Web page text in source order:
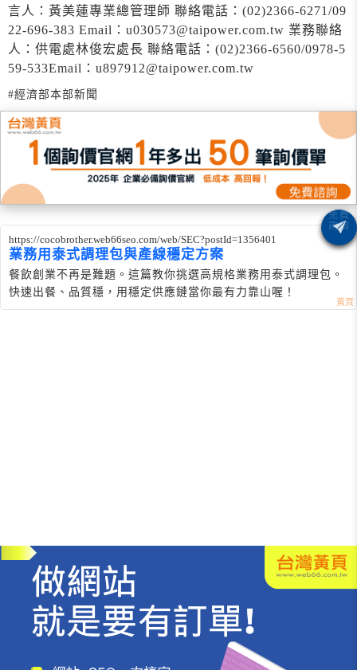
言人：黃美蓮專業總管理師 聯絡電話：(02)2366-6271/09
22-696-383 Email：u030573@taipower.com.tw 業務聯絡
人：供電處林俊宏處長 聯絡電話：(02)2366-6560/0978-5
59-533Email：u897912@taipower.com.tw
#經濟部本部新聞
https://cocobrother.web66seo.com/web/SEC?postId=1356401
業務用泰式調理包與產線穩定方案
餐飲創業不再是難題。這篇教你挑選高規格業務用泰式調理包。
快速出餐、品質穩，用穩定供應鏈當你最有力靠山喔！